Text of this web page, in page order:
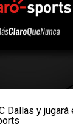
Dallas y